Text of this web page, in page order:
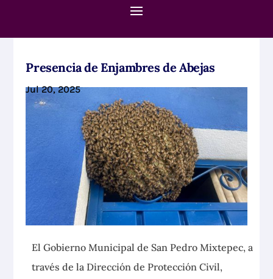
Presencia de Enjambres de Abejas
Jul 20, 2025
El Gobierno Municipal de San Pedro Mixtepec, a
través de la Dirección de Protección Civil,